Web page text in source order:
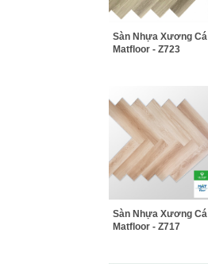
Sàn Nhựa Xương Cá
Matfloor - Z723
Sàn Nhựa Xương Cá
Matfloor - Z717